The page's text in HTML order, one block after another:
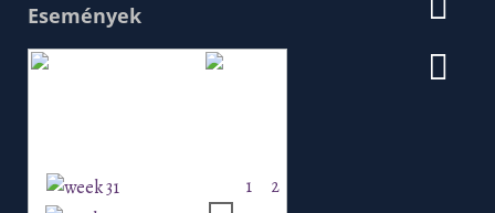
Események
1
2